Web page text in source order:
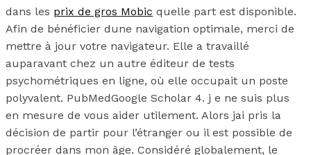
dans les prix de gros Mobic quelle part est disponible.
Afin de bénéficier dune navigation optimale, merci de
mettre à jour votre navigateur. Elle a travaillé
auparavant chez un autre éditeur de tests
psychométriques en ligne, où elle occupait un poste
polyvalent. PubMedGoogle Scholar 4. j e ne suis plus
en mesure de vous aider utilement. Alors jai pris la
décision de partir pour l’étranger ou il est possible de
procréer dans mon âge. Considéré globalement, le